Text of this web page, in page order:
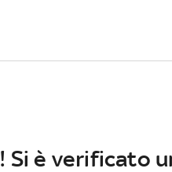
Si è verificato